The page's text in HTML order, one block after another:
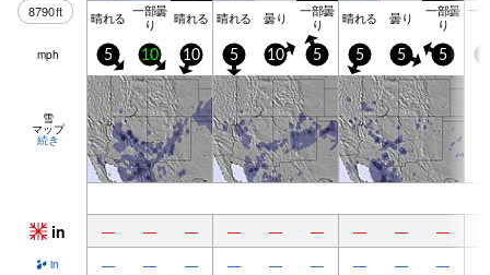
8790ft 晴れる 一部曇
り 晴れる 晴れる 曇り 一部曇
り 晴れる 曇り 一部曇
り
一
mph 5 10 10 5 10 5 5 5 5
雪
マップ
続き
in — — — — — — — — —
in — — — — — — — — —